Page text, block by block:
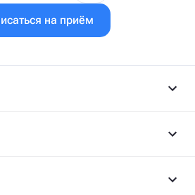
на приём